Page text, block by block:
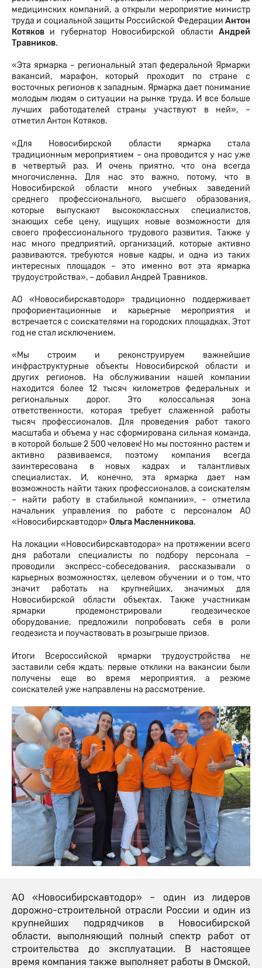
медицинских компаний, а открыли мероприятие министр
труда и социальной защиты Российской Федерации Антон
Котяков и губернатор Новосибирской областиАндрей
Травников.
«Эта ярмарка – региональный этап федеральной Ярмарки
вакансий, марафон, который проходит по стране с
восточных регионов к западным. Ярмарка дает понимание
молодым людям о ситуации на рынке труда. И все больше
лучших работодателей страны участвуют в ней», –
отметил Антон Котяков.
«Для Новосибирской области ярмарка стала
традиционным мероприятием – она проводится у нас уже
в четвертый раз. И очень приятно, что она всегда
многочисленна. Для нас это важно, потому, что в
Новосибирской области много учебных заведений
среднего профессионального, высшего образования,
которые выпускают высококлассных специалистов,
знающих себе цену, ищущих новые возможности для
своего профессионального трудового развития. Также у
нас много предприятий, организаций, которые активно
развиваются, требуются новые кадры, и одна из таких
интересных площадок – это именно вот эта ярмарка
трудоустройства», – добавил Андрей Травников.
АО «Новосибирскавтодор» традиционно поддерживает
профориентационные и карьерные мероприятия и
встречается с соискателями на городских площадках. Этот
год не стал исключением.
«Мы строим и реконструируем важнейшие
инфраструктурные объекты Новосибирской области и
других регионов. На обслуживании нашей компании
находится более 12 тысяч километров федеральных и
региональных дорог. Это колоссальная зона
ответственности, которая требует слаженной работы
тысяч профессионалов. Для проведения работ такого
масштаба и объема у нас сформирована сильная команда,
в которой больше 2 500 человек! Но мы постоянно растем и
активно развиваемся, поэтому компания всегда
заинтересована в новых кадрах и талантливых
специалистах. И, конечно, эта ярмарка дает нам
возможность найти таких профессионалов, а соискателям
– найти работу в стабильной компании», – отметила
начальник управления по работе с персоналом АО
«Новосибирскавтодор» Ольга Масленникова.
На локации «Новосибирскавтодора» на протяжении всего
дня работали специалисты по подбору персонала –
проводили экспресс-собеседования, рассказывали о
карьерных возможностях, целевом обучении и о том, что
значит работать на крупнейших, значимых для
Новосибирской области объектах. Также участникам
ярмарки продемонстрировали геодезическое
оборудование, предложили попробовать себя в роли
геодезиста и поучаствовать в розыгрыше призов.
Итоги Всероссийской ярмарки трудоустройства не
заставили себя ждать: первые отклики на вакансии были
получены еще во время мероприятия, а резюме
соискателей уже направлены на рассмотрение.
АО «Новосибирскавтодор» – один из лидеров
дорожно-строительной отрасли России и один из
крупнейших подрядчиков в Новосибирской
области, выполняющий полный спектр работ от
строительства до эксплуатации. В настоящее
время компания также выполняет работы в Омской,